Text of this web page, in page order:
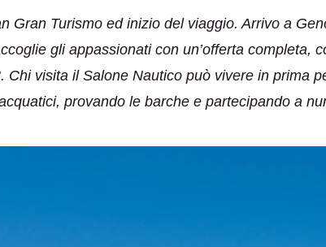
Gran Turismo ed inizio del viaggio. Arrivo a
gli appassionati con un’offerta completa,
Chi visita il Salone Nautico può vivere in prima
provando le barche e partecipando a